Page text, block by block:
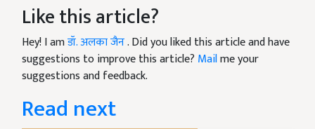
Like this article?
Hey! I amडॉ. अलका जैन. Did you liked this article and have
suggestions to improve this article? Mailme your
suggestions and feedback.
Read next